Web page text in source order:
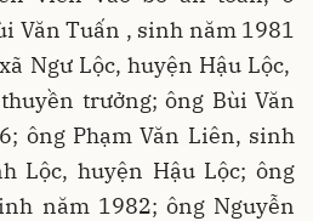
Văn Tuấn , sinh năm 1981
Ngư Lộc, huyện Hậu Lộc,
trưởng; ông Bùi Văn
ông Phạm Văn Liên, sinh
Lộc, huyện Hậu Lộc; ông
năm 1982; ông Nguyễn